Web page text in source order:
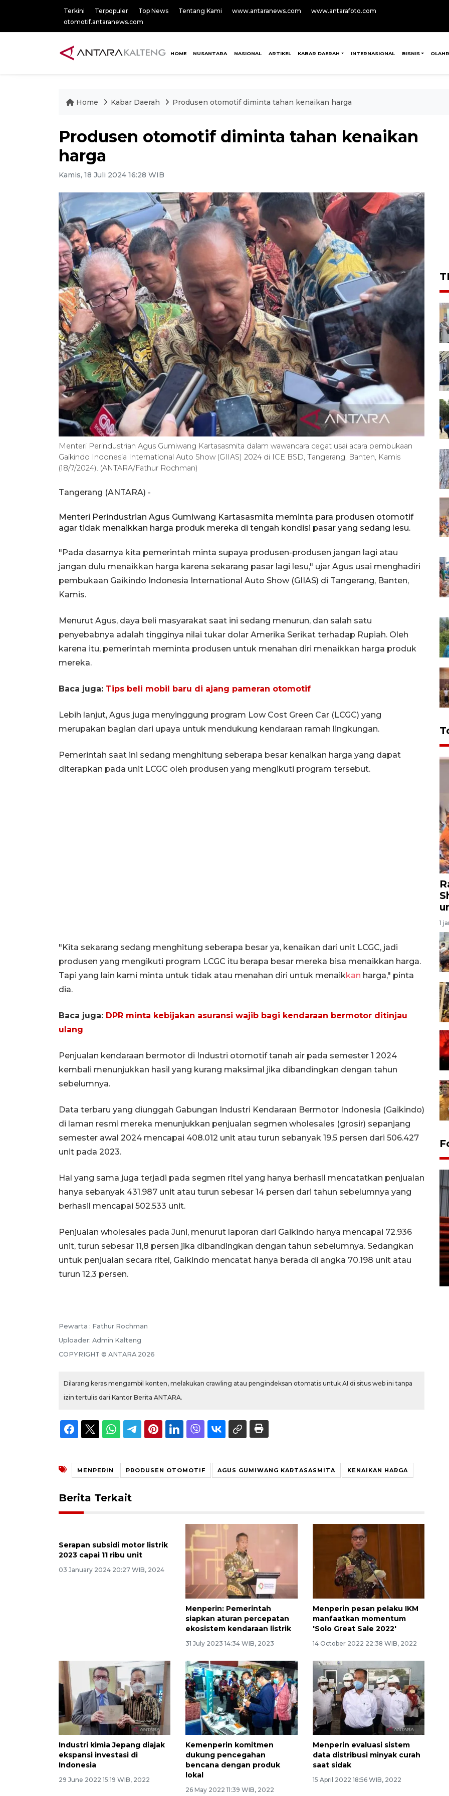
Terkini Terpopuler Top News Tentang Kami www.antaranews.com
www.antarafoto.com
otomotif.antaranews.com
HOME NUSANTARA NASIONAL ARTIKEL KABAR DAERAH INTERNASIONAL BISNIS
Home Kabar Daerah Produsen otomotif diminta tahan kenaikan harga
Produsen otomotif diminta tahan kenaikan
harga
Kamis, 18 Juli 2024 16:28 WIB
Menteri Perindustrian Agus Gumiwang Kartasasmita dalam wawancara cegat usai acara pembukaan
Gaikindo Indonesia International Auto Show (GIIAS) 2024 di ICE BSD, Tangerang, Banten, Kamis
(18/7/2024). (ANTARA/Fathur Rochman)
Tangerang (ANTARA) -
Menteri Perindustrian Agus Gumiwang Kartasasmita meminta para produsen otomotif
agar tidak menaikkan harga produk mereka di tengah kondisi pasar yang sedang lesu.
"Pada dasarnya kita pemerintah minta supaya produsen-produsen jangan lagi atau
jangan dulu menaikkan harga karena sekarang pasar lagi lesu," ujar Agus usai menghadiri
pembukaan Gaikindo Indonesia International Auto Show (GIIAS) di Tangerang, Banten,
Kamis.
Menurut Agus, daya beli masyarakat saat ini sedang menurun, dan salah satu
penyebabnya adalah tingginya nilai tukar dolar Amerika Serikat terhadap Rupiah. Oleh
karena itu, pemerintah meminta produsen untuk menahan diri menaikkan harga produk
mereka.
Baca juga: Tips beli mobil baru di ajang pameran otomotif
Lebih lanjut, Agus juga menyinggung program Low Cost Green Car (LCGC) yang
merupakan bagian dari upaya untuk mendukung kendaraan ramah lingkungan.
Pemerintah saat ini sedang menghitung seberapa besar kenaikan harga yang dapat
diterapkan pada unit LCGC oleh produsen yang mengikuti program tersebut.
"Kita sekarang sedang menghitung seberapa besar ya, kenaikan dari unit LCGC, jadi
produsen yang mengikuti program LCGC itu berapa besar mereka bisa menaikkan harga.
Tapi yang lain kami minta untuk tidak atau menahan diri untuk menaikkan harga," pinta
dia.
Baca juga: DPR minta kebijakan asuransi wajib bagi kendaraan bermotor ditinjau
ulang
Penjualan kendaraan bermotor di Industri otomotif tanah air pada semester 1 2024
kembali menunjukkan hasil yang kurang maksimal jika dibandingkan dengan tahun
sebelumnya.
Data terbaru yang diunggah Gabungan Industri Kendaraan Bermotor Indonesia (Gaikindo)
di laman resmi mereka menunjukkan penjualan segmen wholesales (grosir) sepanjang
semester awal 2024 mencapai 408.012 unit atau turun sebanyak 19,5 persen dari 506.427
unit pada 2023.
Hal yang sama juga terjadi pada segmen ritel yang hanya berhasil mencatatkan penjualan
hanya sebanyak 431.987 unit atau turun sebesar 14 persen dari tahun sebelumnya yang
berhasil mencapai 502.533 unit.
Penjualan wholesales pada Juni, menurut laporan dari Gaikindo hanya mencapai 72.936
unit, turun sebesar 11,8 persen jika dibandingkan dengan tahun sebelumnya. Sedangkan
untuk penjualan secara ritel, Gaikindo mencatat hanya berada di angka 70.198 unit atau
turun 12,3 persen.
Pewarta : Fathur Rochman
Uploader: Admin Kalteng
COPYRIGHT © ANTARA 2026
Dilarang keras mengambil konten, melakukan crawling atau pengindeksan otomatis untuk AI di situs web ini tanpa
izin tertulis dari Kantor Berita ANTARA.
MENPERIN PRODUSEN OTOMOTIF AGUS GUMIWANG KARTASASMITA KENAIKAN HARGA
Berita Terkait
Menperin: Pemerintah
siapkan aturan percepatan
ekosistem kendaraan listrik
31 July 2023 14:34 WIB, 2023
Menperin pesan pelaku IKM
manfaatkan momentum
'Solo Great Sale 2022'
14 October 2022 22:38 WIB, 2022
Industri kimia Jepang diajak
ekspansi investasi di
Indonesia
29 June 2022 15:19 WIB, 2022
Kemenperin komitmen
dukung pencegahan
bencana dengan produk
lokal
26 May 2022 11:39 WIB, 2022
Menperin evaluasi sistem
data distribusi minyak curah
saat sidak
15 April 2022 18:56 WIB, 2022
1
Prediksi puncak musim
kemarau di Kalimantan
Tengah